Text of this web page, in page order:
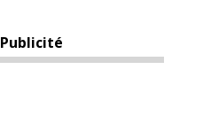
Publicité